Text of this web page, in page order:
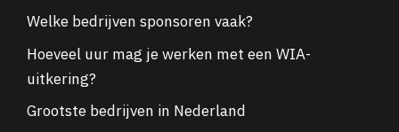
Welke bedrijven sponsoren vaak?
Hoeveel uur mag je werken met een WIA-
uitkering?
Grootste bedrijven in Nederland